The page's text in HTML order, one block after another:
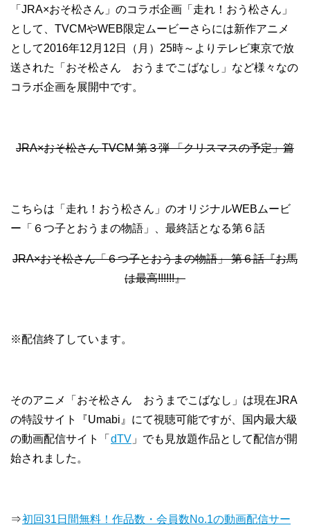
「JRA×おそ松さん」のコラボ企画「走れ！おう松さん」
として、TVCMやWEB限定ムービーさらには新作アニメ
として2016年12月12日（月）25時～よりテレビ東京で放
送された「おそ松さん おうまでこばなし」など様々なの
コラボ企画を展開中です。
JRA×おそ松さん TVCM 第３弾 「クリスマスの予定」篇
こちらは「走れ！おう松さん」のオリジナルWEBムービ
ー「６つ子とおうまの物語」、最終話となる第６話
JRA×おそ松さん「６つ子とおうまの物語」 第６話『お馬
は最高!!!!!!』
※配信終了しています。
そのアニメ「おそ松さん おうまでこばなし」は現在JRA
の特設サイト『Umabi』にて視聴可能ですが、国内最大級
の動画配信サイト「 dTV 」でも見放題作品として配信が開
始されました。
⇒初回31日間無料！作品数・会員数No.1の動画配信サー